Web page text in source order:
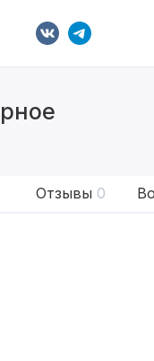
Отзывы 0